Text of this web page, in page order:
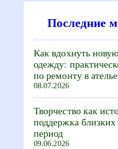
Последние
Как вдохнуть
одежду:
по ремонту в ателье
08.07.2026
Творчество как
поддержка
период
09.06.2026